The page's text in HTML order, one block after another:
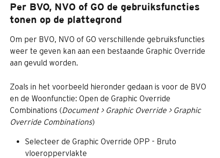
Per BVO, NVO of GO de gebruiksfuncties
tonen op de plattegrond
Om per BVO, NVO of GO verschillende gebruiksfuncties
weer te geven kan aan een bestaande Graphic Override
aan gevuld worden.
Zoals in het voorbeeld hieronder gedaan is voor de BVO
en de Woonfunctie: Open de Graphic Override
Combinations (Document > Graphic Override > Graphic
Override Combinations)
Selecteer de Graphic Override OPP - Bruto
vloeroppervlakte